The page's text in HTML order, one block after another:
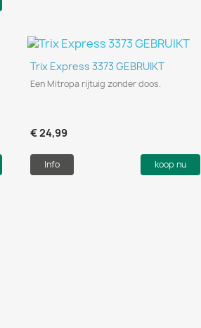
Snel bekijken
Trix Express 3373 GEBRUIKT
Een Mitropa rijtuig zonder doos.
€ 24,99
Info koop nu